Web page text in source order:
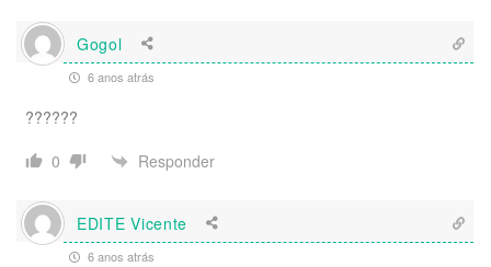
Gogol
6 anos atrás
??????
0
Responder
EDITE Vicente
6 anos atrás